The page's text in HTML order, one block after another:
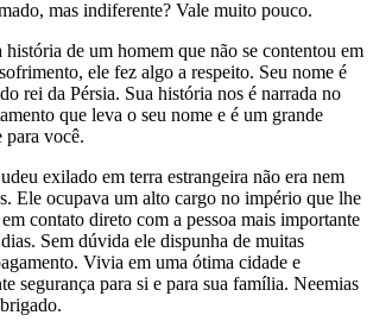
mas indiferente? Vale muito pouco.
de um homem que não se contentou em
ele fez algo a respeito. Seu nome é
rei da Pérsia. Sua história nos é narrada no
que leva o seu nome e é um grande
para você.
exilado em terra estrangeira não era nem
Ele ocupava um alto cargo no império que lhe
contato direto com a pessoa mais importante
Sem dúvida ele dispunha de muitas
Vivia em uma ótima cidade e
segurança para si e para sua família. Neemias